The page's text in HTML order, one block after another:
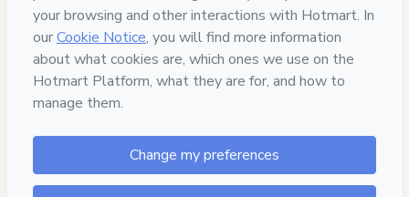
¿Cuánto tiempo dura el curso?
Tu acceso al curso "Tarot de Marsella- Gana
Claridad en tu Vida" tiene acceso ilimitado, es
decir, de por vida tendrás acceso. Solo algunos
bonos, como la el Soporte Personalizado y las
sesiones efectivas serán por 6 meses.